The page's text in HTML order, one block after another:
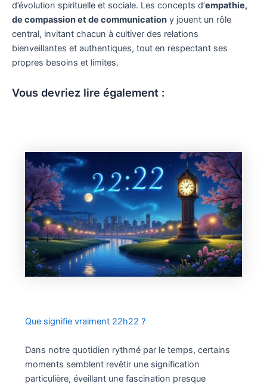
d’évolution spirituelle et sociale. Les concepts d’empathie,
de compassion et de communication y jouent un rôle
central, invitant chacun à cultiver des relations
bienveillantes et authentiques, tout en respectant ses
propres besoins et limites.
Vous devriez lire également :
Que signifie vraiment 22h22 ?
Dans notre quotidien rythmé par le temps, certains
moments semblent revêtir une signification
particulière, éveillant une fascination presque